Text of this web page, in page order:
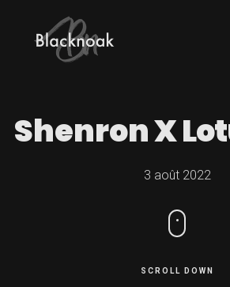
Shenron X
3 août 2022
SCROLL DOWN